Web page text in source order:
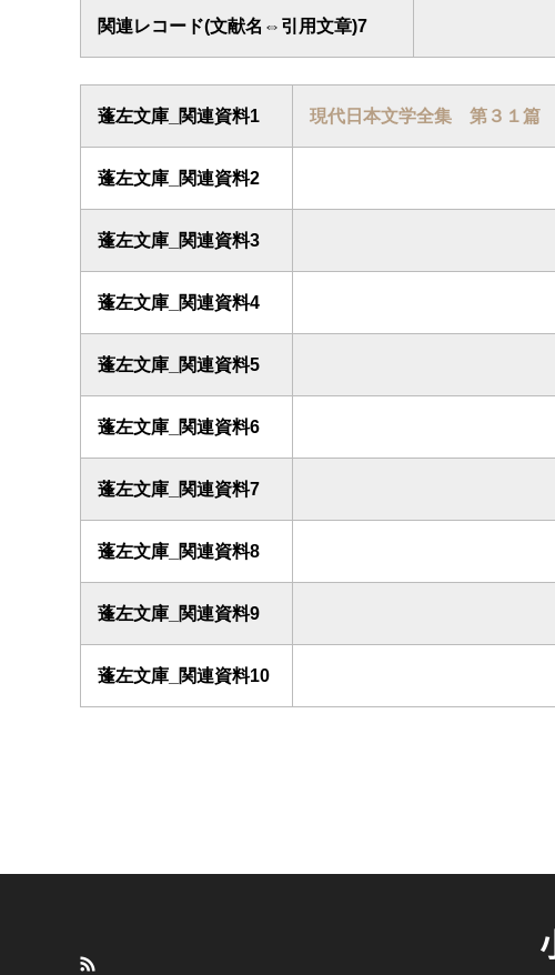
関連レコード(文献名⇔引用文章)7
蓬左文庫_関連資料1 現代日本文学全集 第３１篇
蓬左文庫_関連資料2
蓬左文庫_関連資料3
蓬左文庫_関連資料4
蓬左文庫_関連資料5
蓬左文庫_関連資料6
蓬左文庫_関連資料7
蓬左文庫_関連資料8
蓬左文庫_関連資料9
蓬左文庫_関連資料10